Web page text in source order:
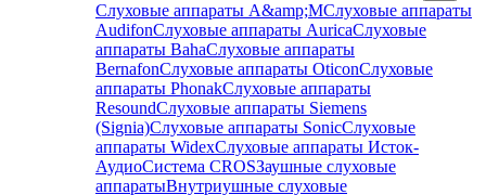
Слуховые аппараты A&amp;MСлуховые аппараты
AudifonСлуховые аппараты AuricaСлуховые
аппараты BahaСлуховые аппараты
BernafonСлуховые аппараты OticonСлуховые
аппараты PhonakСлуховые аппараты
ResoundСлуховые аппараты Siemens
(Signia)Слуховые аппараты SonicСлуховые
аппараты WidexСлуховые аппараты Исток-
АудиоСистема CROSЗаушные слуховые
аппаратыВнутриушные слуховые